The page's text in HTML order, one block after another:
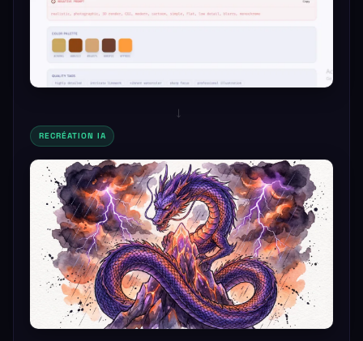
→
RECRÉATION IA